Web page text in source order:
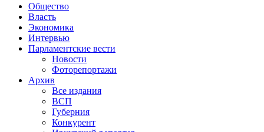
Общество
Власть
Экономика
Интервью
Парламентские вести
Новости
Фоторепортажи
Архив
Все издания
ВСП
Губерния
Конкурент